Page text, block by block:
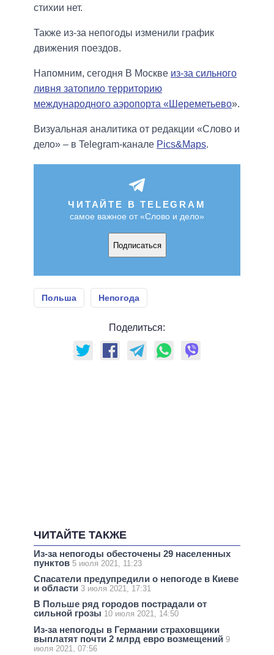
стихии нет.
Также из-за непогоды изменили график
движения поездов.
Напомним, сегодня В Москве из-за сильного
ливня затопило территорию
международного аэропорта «Шереметьево».
Визуальная аналитика от редакции «Слово и
дело» – в Telegram-канале Pics&Maps.
ЧИТАЙТЕ В TELEGRAM
самое важное от «Слово и дело»
Подписаться
Польша Непогода
Поделиться:
ЧИТАЙТЕ ТАКЖЕ
Из-за непогоды обесточены 29 населенных
пунктов 5 июля 2021, 11:23
Спасатели предупредили о непогоде в Киеве
и области 3 июля 2021, 17:31
В Польше ряд городов пострадали от
сильной грозы 10 июля 2021, 14:50
Из-за непогоды в Германии страховщики
выплатят почти 2 млрд евро возмещений 9
июля 2021, 07:56